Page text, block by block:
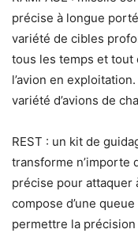
précise à longue
variété de cibles
tous les temps et
l’avion en
variété d’avions de
REST : un kit de
transforme n’importe
précise pour attaquer
compose d’une
permettre la